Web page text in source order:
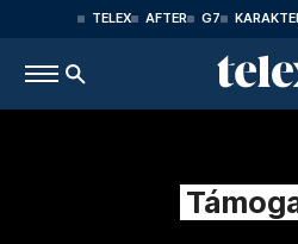
TELEX AFTER G7